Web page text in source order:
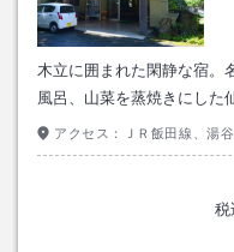
木立に囲まれた閑静な宿。
風呂、山菜を蒸焼きにした
アクセス： ＪＲ飯田線、湯
税